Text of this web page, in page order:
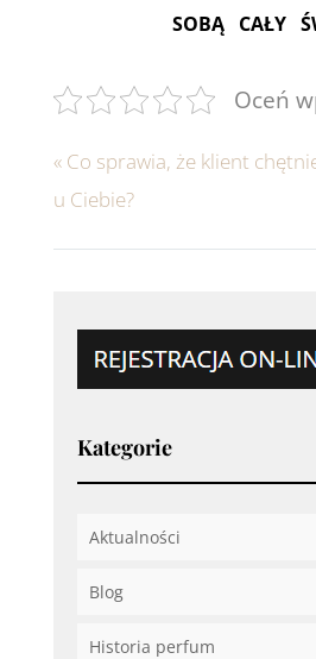
SOBĄ CAŁY
Oceń
«Co sprawia, że klient
u Ciebie?
Kategorie
Aktualności
Blog
Historia perfum